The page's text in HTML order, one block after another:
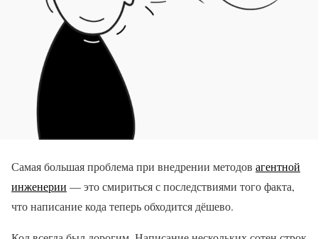
Самая большая проблема при внедрении методов агентной
инженерии — это смириться с последствиями того факта,
что написание кода теперь обходится дёшево.